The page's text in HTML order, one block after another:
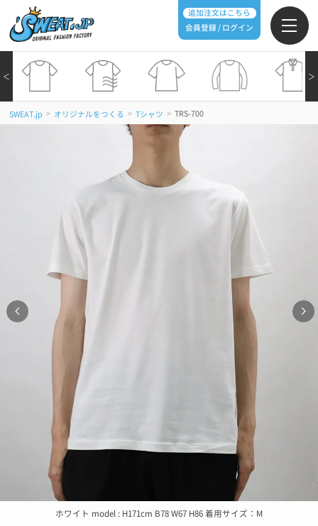
追加注文はこちら
会員登録 / ログイン
＞
＜
SWEAT.jp > オリジナルをつくる > Tシャツ > TRS-700
ホワイト model : H171cm B78 W67 H86 着用サイズ：M